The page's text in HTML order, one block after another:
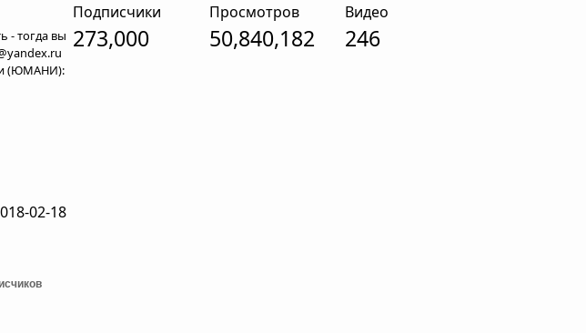
- тогда вы
(ЮМАНИ):
Подписчики
273,000
Просмотров
50,840,182
Видео
246
02-18